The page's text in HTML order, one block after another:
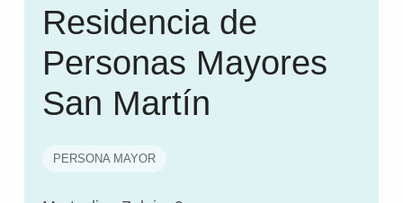
Residencia de
Personas Mayores
San Martín
PERSONA MAYOR